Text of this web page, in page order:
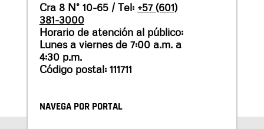
Cra 8 N° 10-65 / Tel: +57 (601)
381-3000
Horario de atención al público:
Lunes a viernes de 7:00 a.m. a
4:30 p.m.
Código postal: 111711
NAVEGA POR PORTAL